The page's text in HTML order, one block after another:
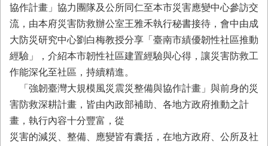
務
業
務/
資
訊
服
消
防
宣
協作計畫」協力團隊及公所同仁至本市災害應變中心參訪交
流，由本府災害防救辦公室王雅禾執行秘書接待，會中由成
大防災研究中心劉白梅教授分享「臺南市績優韌性社區推動
經驗」，介紹本市韌性社區建置經驗與心得，讓災害防救工
作能深化至社區，持續精進。
「強韌臺灣大規模風災震災整備與協作計畫」與前身的災
害防救深耕計畫，皆由內政部補助、各地方政府推動之計
畫，執行內容十分豐富，從
災害的減災、整備、應變皆有囊括，在地方政府、公所及社